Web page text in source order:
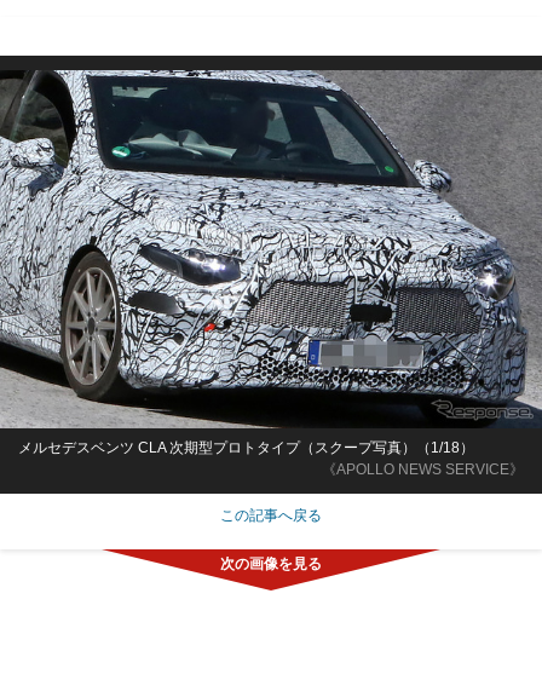
《APOLLO NEWS SERVICE》
メルセデスベンツ CLA 次期型プロトタイプ（スクープ写真）（1/18）
この記事へ戻る